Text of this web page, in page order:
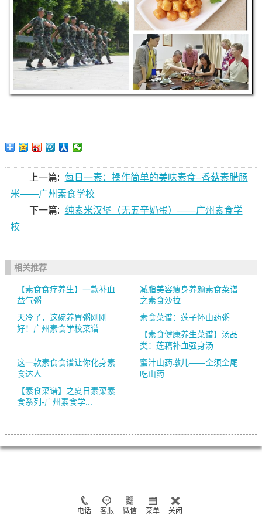
上一篇: 每日一素：操作简单的美味素食–香菇素腊肠
米——广州素食学校
下一篇: 纯素米汉堡（无五辛奶蛋）——广州素食学
校
相关推荐
【素食食疗养生】一款补血
益气粥
减脂美容瘦身养颜素食菜谱
之素食沙拉
天冷了，这碗养胃粥刚刚
好！广州素食学校菜谱...
素食菜谱：莲子怀山药粥
【素食健康养生菜谱】汤品
类：莲藕补血强身汤
这一款素食食谱让你化身素
食达人
蜜汁山药墩儿——全须全尾
吃山药
【素食菜谱】之夏日素菜素
食系列-广州素食学...
电话 客服 微信 菜单 关闭